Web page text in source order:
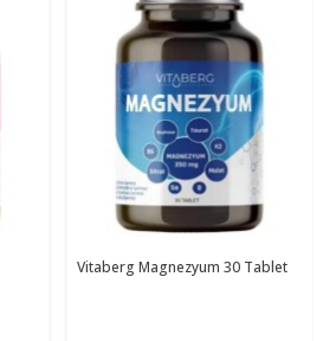
Vitaberg Magnezyum 30 Tablet